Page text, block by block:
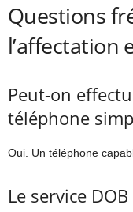
Questions
l’affectation
Peut-on
téléphone
Oui. Un téléphone
Le service